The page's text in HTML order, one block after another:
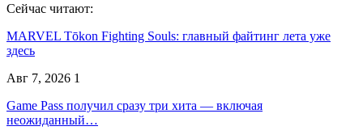
Сейчас читают:
MARVEL Tōkon Fighting Souls: главный файтинг лета уже
здесь
Авг 7, 2026 1
Game Pass получил сразу три хита — включая
неожиданный…